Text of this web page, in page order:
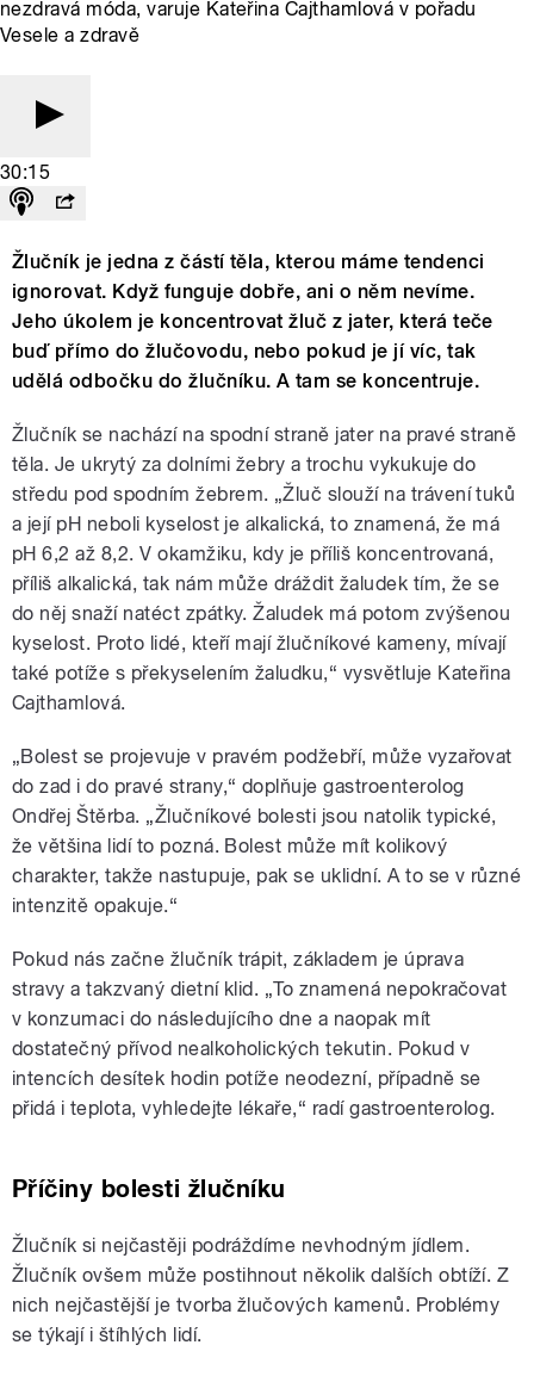
nezdravá móda, varuje Kateřina Cajthamlová v pořadu
Vesele a zdravě
30:15
Žlučník je jedna z částí těla, kterou máme tendenci
ignorovat. Když funguje dobře, ani o něm nevíme.
Jeho úkolem je koncentrovat žluč z jater, která teče
buď přímo do žlučovodu, nebo pokud je jí víc, tak
udělá odbočku do žlučníku. A tam se koncentruje.
Žlučník se nachází na spodní straně jater na pravé straně
těla. Je ukrytý za dolními žebry a trochu vykukuje do
středu pod spodním žebrem. „Žluč slouží na trávení tuků
a její pH neboli kyselost je alkalická, to znamená, že má
pH 6,2 až 8,2. V okamžiku, kdy je příliš koncentrovaná,
příliš alkalická, tak nám může dráždit žaludek tím, že se
do něj snaží natéct zpátky. Žaludek má potom zvýšenou
kyselost. Proto lidé, kteří mají žlučníkové kameny, mívají
také potíže s překyselením žaludku,“ vysvětluje Kateřina
Cajthamlová.
„Bolest se projevuje v pravém podžebří, může vyzařovat
do zad i do pravé strany,“ doplňuje gastroenterolog
Ondřej Štěrba. „Žlučníkové bolesti jsou natolik typické,
že většina lidí to pozná. Bolest může mít kolikový
charakter, takže nastupuje, pak se uklidní. A to se v různé
intenzitě opakuje.“
Pokud nás začne žlučník trápit, základem je úprava
stravy a takzvaný dietní klid. „To znamená nepokračovat
v konzumaci do následujícího dne a naopak mít
dostatečný přívod nealkoholických tekutin. Pokud v
intencích desítek hodin potíže neodezní, případně se
přidá i teplota, vyhledejte lékaře,“ radí gastroenterolog.
Příčiny bolesti žlučníku
Žlučník si nejčastěji podráždíme nevhodným jídlem.
Žlučník ovšem může postihnout několik dalších obtíží. Z
nich nejčastější je tvorba žlučových kamenů. Problémy
se týkají i štíhlých lidí.